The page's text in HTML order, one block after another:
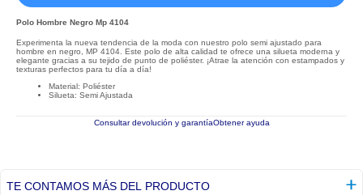
Polo Hombre Negro Mp 4104
Experimenta la nueva tendencia de la moda con nuestro polo semi ajustado para
hombre en negro, MP 4104. Este polo de alta calidad te ofrece una silueta moderna y
elegante gracias a su tejido de punto de poliéster. ¡Atrae la atención con estampados y
texturas perfectos para tu día a día!
Material: Poliéster
Silueta: Semi Ajustada
Consultar devolución y garantíaObtener ayuda
TE CONTAMOS MÁS DEL PRODUCTO